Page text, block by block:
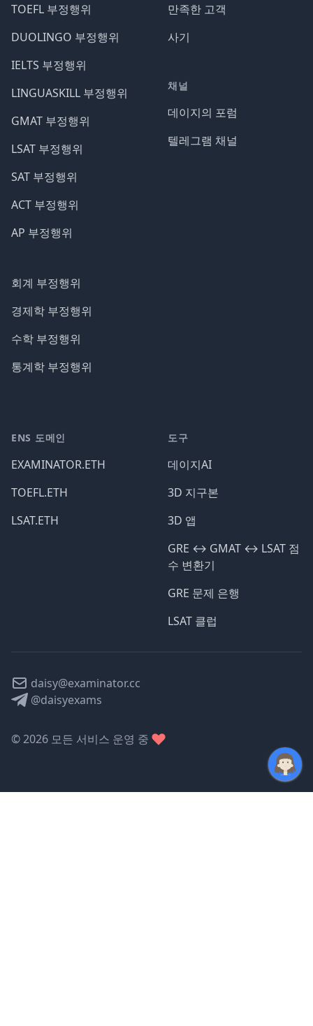
TOEFL 부정행위
DUOLINGO 부정행위
IELTS 부정행위
LINGUASKILL 부정행위
GMAT 부정행위
LSAT 부정행위
SAT 부정행위
ACT 부정행위
AP 부정행위
회계 부정행위
경제학 부정행위
수학 부정행위
통계학 부정행위
만족한 고객
사기
채널
데이지의 포럼
텔레그램 채널
ENS 도메인
EXAMINATOR.ETH
TOEFL.ETH
LSAT.ETH
도구
데이지AI
3D 지구본
3D 앱
GRE ↔️ GMAT ↔️ LSAT 점
수 변환기
GRE 문제 은행
LSAT 클럽
daisy@examinator.cc
@daisyexams
©2026 모든 서비스 운영 중